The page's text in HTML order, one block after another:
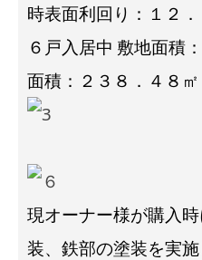
時表面利回り：１２
６戸入居中 敷地面積
面積：２３８．４８㎡
現オーナー様が購入
装、鉄部の塗装を実